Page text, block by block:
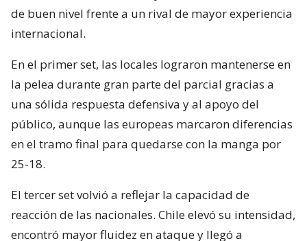
de buen nivel frente a un rival de mayor experiencia
internacional.
En el primer set, las locales lograron mantenerse en
la pelea durante gran parte del parcial gracias a
una sólida respuesta defensiva y al apoyo del
público, aunque las europeas marcaron diferencias
en el tramo final para quedarse con la manga por
25-18.
El tercer set volvió a reflejar la capacidad de
reacción de las nacionales. Chile elevó su intensidad,
encontró mayor fluidez en ataque y llegó a